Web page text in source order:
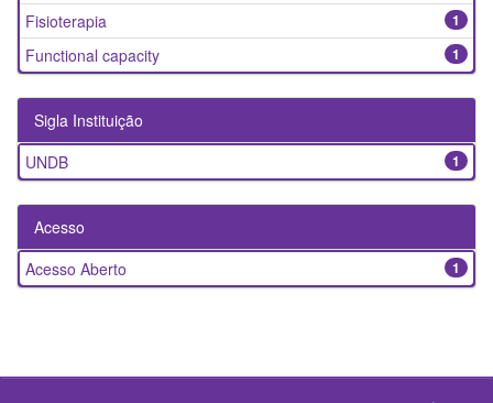
1
Fisioterapia
1
Functional capacity
Sigla Instituição
1
UNDB
Acesso
1
Acesso Aberto